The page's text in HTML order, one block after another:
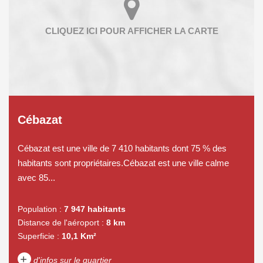
Cébazat
Cébazat est une ville de 7 410 habitants dont 75 % des
habitants sont propriétaires.Cébazat est une ville calme
avec 85...
Population : 7 947 habitants
Distance de l'aéroport : 8 km
Superficie : 10,1 Km²
+ d'infos sur le quartier